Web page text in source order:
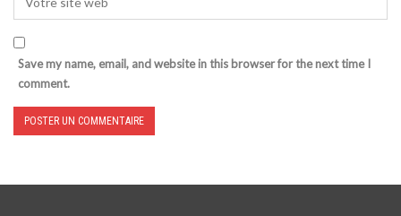
Save my name, email, and website in this browser for the next time I
comment.